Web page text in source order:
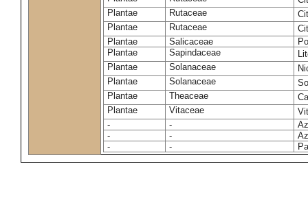
Plantae
Rutaceae
Plantae
Rutaceae
Plantae
Salicaceae
Plantae
Sapindaceae
Plantae
Solanaceae
Plantae
Solanaceae
Plantae
Theaceae
Plantae
Vitaceae
-
-
-
-
-
-